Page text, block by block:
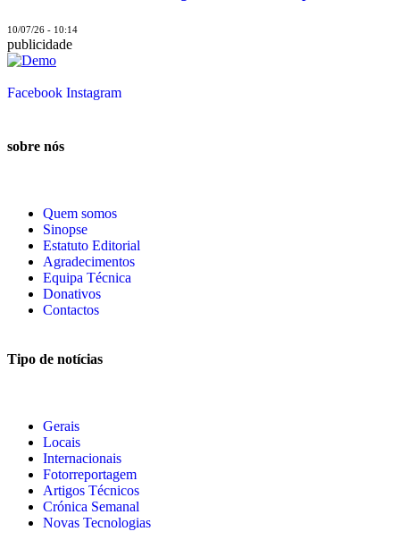
10/07/26 - 10:14
publicidade
Facebook Instagram
sobre nós
Quem somos
Sinopse
Estatuto Editorial
Agradecimentos
Equipa Técnica
Donativos
Contactos
Tipo de notícias
Gerais
Locais
Internacionais
Fotorreportagem
Artigos Técnicos
Crónica Semanal
Novas Tecnologias